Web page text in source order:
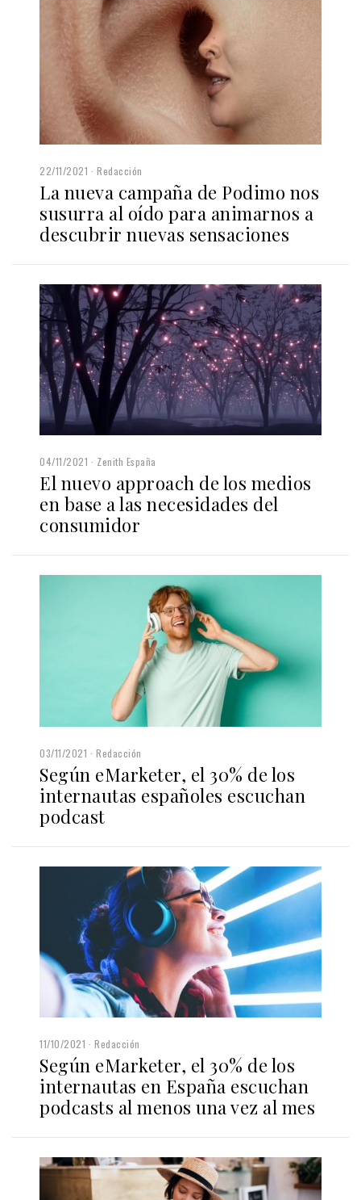
22/11/2021 Redacción
La nueva campaña de Podimo nos
susurra al oído para animarnos a
descubrir nuevas sensaciones
04/11/2021 Zenith España
El nuevo approach de los medios
en base a las necesidades del
consumidor
03/11/2021 Redacción
Según eMarketer, el 30% de los
internautas españoles escuchan
podcast
11/10/2021 Redacción
Según eMarketer, el 30% de los
internautas en España escuchan
podcasts al menos una vez al mes